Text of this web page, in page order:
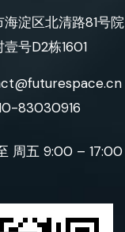
海淀区北清路81号院
壹号D2栋1601
83030916
周五 9:00 – 17:00